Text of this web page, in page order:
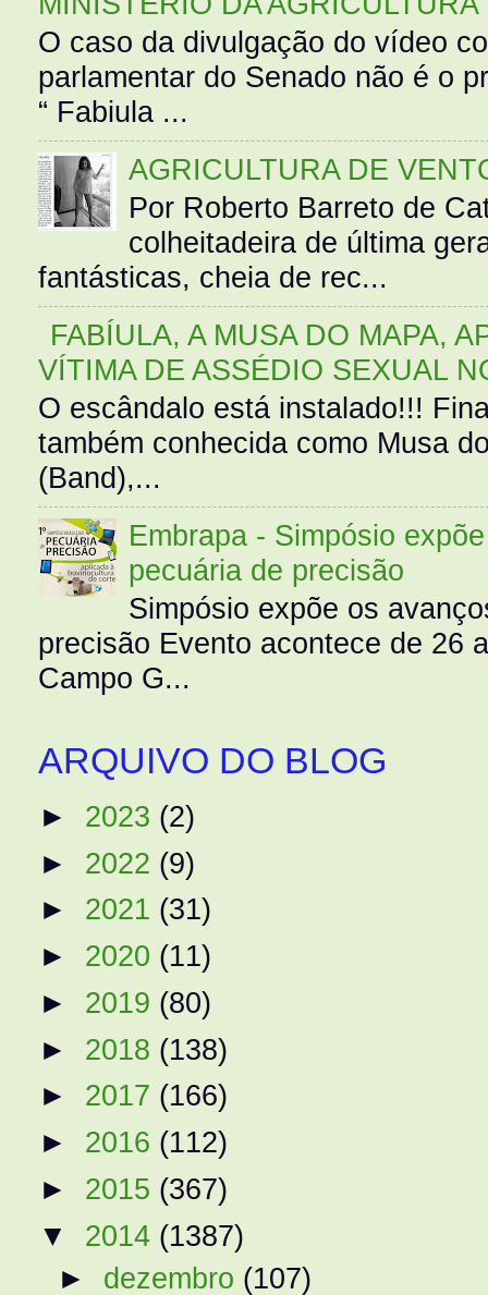
O caso da divulgação do vídeo
parlamentar do Senado não é o
“ Fabiula ...
AGRICULTURA DE
Por Roberto Barreto de
colheitadeira de última
fantásticas, cheia de rec...
FABÍULA, A MUSA DO MAPA,
VÍTIMA DE ASSÉDIO SEXUAL
O escândalo está instalado!!!
também conhecida como Musa
(Band),...
Embrapa - Simpósio
pecuária de precisão
Simpósio expõe os
precisão Evento acontece de 26
Campo G...
ARQUIVO DO BLOG
► 2023 (2)
► 2022 (9)
► 2021 (31)
► 2020 (11)
► 2019 (80)
► 2018 (138)
► 2017 (166)
► 2016 (112)
► 2015 (367)
▼ 2014 (1387)
► dezembro (107)